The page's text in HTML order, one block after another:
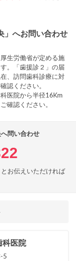
」へお問い合わせ
生労働省が定める施
。「歯援診２」の届
、訪問歯科診療に対
認ください。
医院から半径16Km
確認ください。
問い合わせ
とお伝えいただければ
科医院
5